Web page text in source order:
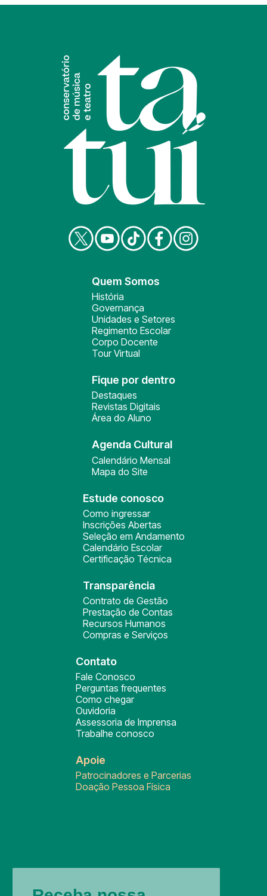
Quem Somos
História
Governança
Unidades e Setores
Regimento Escolar
Corpo Docente
Tour Virtual
Fique por dentro
Destaques
Revistas Digitais
Área do Aluno
Agenda Cultural
Calendário Mensal
Mapa do Site
Estude conosco
Como ingressar
Inscrições Abertas
Seleção em Andamento
Calendário Escolar
Certificação Técnica
Transparência
Contrato de Gestão
Prestação de Contas
Recursos Humanos
Compras e Serviços
Contato
Fale Conosco
Perguntas frequentes
Como chegar
Ouvidoria
Assessoria de Imprensa
Trabalhe conosco
Apoie
Patrocinadores e Parcerias
Doação Pessoa Física